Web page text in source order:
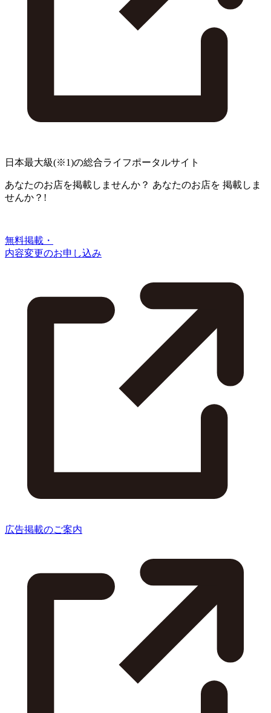
日本最大級(※1)の総合ライフポータルサイト
あなたのお店を掲載しませんか？ あなたのお店を 掲載しま
せんか？!
無料掲載・
内容変更のお申し込み
広告掲載のご案内